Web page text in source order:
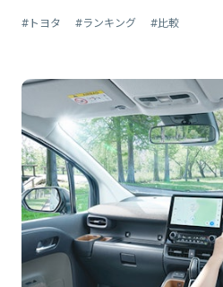
#トヨタ #ランキング #比較